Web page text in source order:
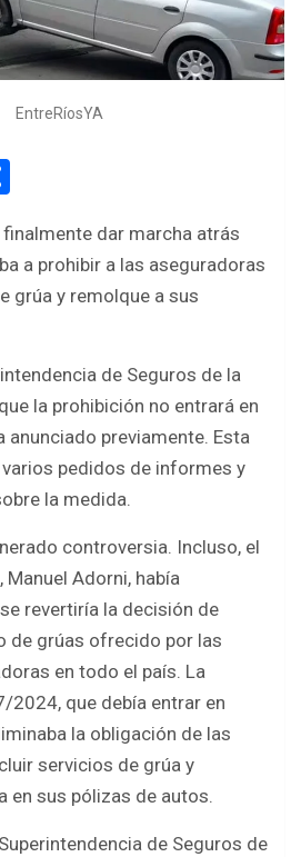
EntreRíosYA
ar
e
dar marcha atrás
a prohibir a las aseguradoras
grúa y remolque a sus
de Seguros de la
la prohibición no entrará en
anunciado previamente. Esta
pedidos de informes y
la medida.
controversia. Incluso, el
Adorni, había
revertiría la decisión de
de grúas ofrecido por las
en todo el país. La
2024, que debía entrar en
la obligación de las
servicios de grúa y
en sus pólizas de autos.
de Seguros de